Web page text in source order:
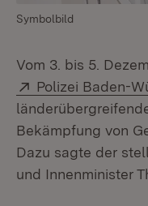
Symbolbild
Vom 3. bis 5.
Extern:
Polizei Baden-
Bekämpfung von
Dazu sagte der
und Innenminister